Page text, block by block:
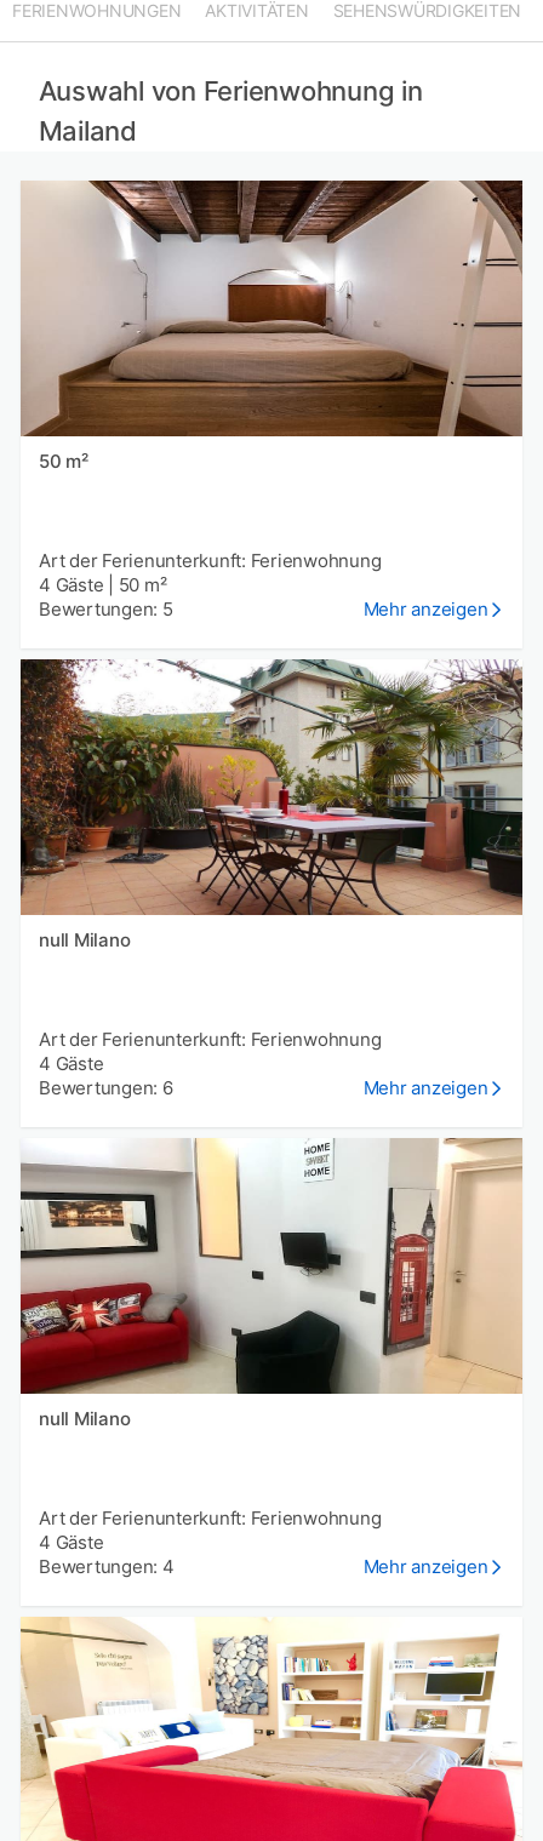
Ferienwohnungen in Lugano mieten
Ferienwohnungen in Cremona mieten
FERIENWOHNUNGEN AKTIVITÄTEN SEHENSWÜRDIGKEITEN
Auswahl von Ferienwohnung in
Mailand
50 m²
Art der Ferienunterkunft: Ferienwohnung
4 Gäste
50 m²
Bewertungen: 5
Mehr anzeigen
null Milano
Art der Ferienunterkunft: Ferienwohnung
4 Gäste
Bewertungen: 6
Mehr anzeigen
null Milano
Art der Ferienunterkunft: Ferienwohnung
4 Gäste
Bewertungen: 4
Mehr anzeigen